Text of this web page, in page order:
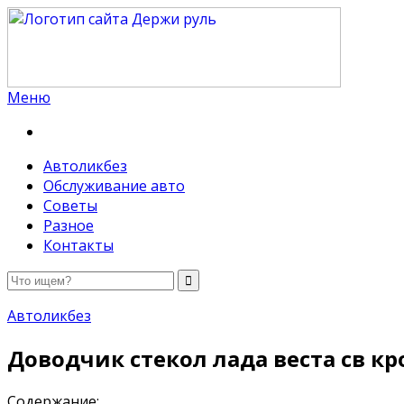
Меню
Автоликбез
Обслуживание авто
Советы
Разное
Контакты
Автоликбез
Доводчик стекол лада веста св